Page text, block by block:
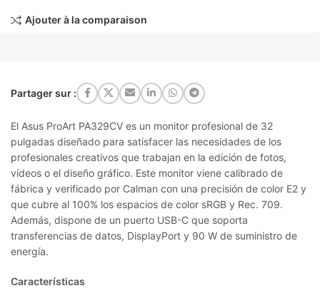
Ajouter à la comparaison
Partager sur :
El Asus ProArt PA329CV es un monitor profesional de 32
pulgadas diseñado para satisfacer las necesidades de los
profesionales creativos que trabajan en la edición de fotos,
vídeos o el diseño gráfico. Este monitor viene calibrado de
fábrica y verificado por Calman con una precisión de color E2 y
que cubre al 100% los espacios de color sRGB y Rec. 709.
Además, dispone de un puerto USB-C que soporta
transferencias de datos, DisplayPort y 90 W de suministro de
energía.
Características